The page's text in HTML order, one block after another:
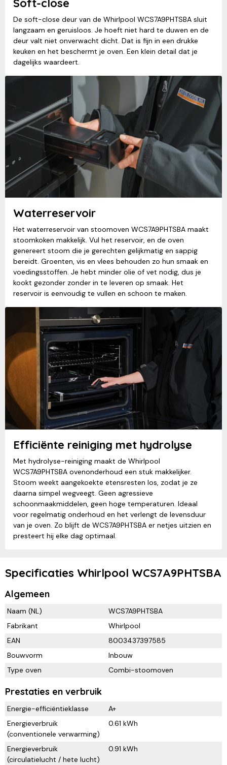
Soft-close
De soft-close deur van de Whirlpool WCS7A9PHTSBA sluit
langzaam en geruisloos. Je hoeft niet hard te duwen en de
deur valt niet onverwacht dicht. Dat is fijn in een drukke
keuken en het beschermt je oven. Een klein detail dat je
dagelijks waardeert.
Waterreservoir
Het waterreservoir van stoomoven WCS7A9PHTSBA maakt
stoomkoken makkelijk. Vul het reservoir, en de oven
genereert stoom die je gerechten gelijkmatig en sappig
bereidt. Groenten, vis en vlees behouden zo hun smaak en
voedingsstoffen. Je hebt minder olie of vet nodig, dus je
kookt gezonder zonder in te leveren op smaak. Het
reservoir is eenvoudig te vullen en schoon te maken.
Efficiënte reiniging met hydrolyse
Met hydrolyse-reiniging maakt de Whirlpool
WCS7A9PHTSBA ovenonderhoud een stuk makkelijker.
Stoom weekt aangekoekte etensresten los, zodat je ze
daarna simpel wegveegt. Geen agressieve
schoonmaakmiddelen, geen hoge temperaturen. Ideaal
voor regelmatig onderhoud en het verlengt de levensduur
van je oven. Zo blijft de WCS7A9PHTSBA er netjes uitzien en
presteert hij elke dag optimaal.
Specificaties Whirlpool WCS7A9PHTSBA
Algemeen
Naam (NL)
WCS7A9PHTSBA
Fabrikant
Whirlpool
EAN
8003437397585
Bouwvorm
Inbouw
Type oven
Combi-stoomoven
Prestaties en verbruik
Energie-efficiëntieklasse
A+
Energieverbruik
(conventionele verwarming)
0.61 kWh
Energieverbruik
(circulatielucht / hete lucht)
0.91 kWh